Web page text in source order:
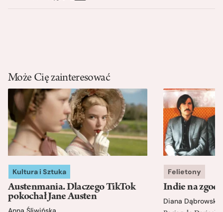
Może Cię zainteresować
Kultura i Sztuka
Austenmania. Dlaczego TikTok
pokochał Jane Austen
Felietony
Indie na
Diana Dąbrowska